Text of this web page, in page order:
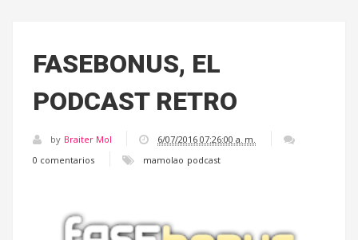
FASEBONUS, EL
PODCAST RETRO
by Braiter Mol
6/07/2016 07:26:00 a. m.
0 comentarios
mamolao podcast